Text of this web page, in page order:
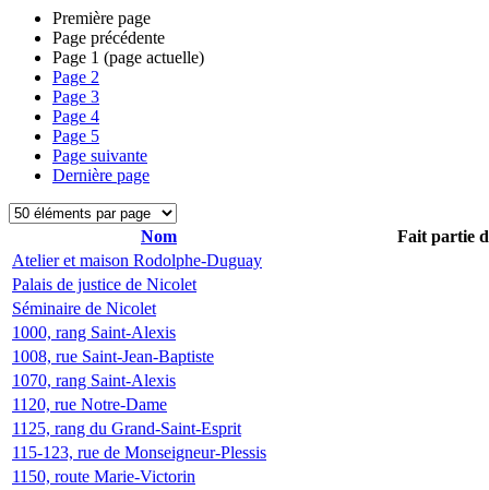
Première page
Page précédente
Page 1 (page actuelle)
Page 2
Page 3
Page 4
Page 5
Page suivante
Dernière page
Nom
Fait partie
Atelier et maison Rodolphe-Duguay
Palais de justice de Nicolet
Séminaire de Nicolet
1000, rang Saint-Alexis
1008, rue Saint-Jean-Baptiste
1070, rang Saint-Alexis
1120, rue Notre-Dame
1125, rang du Grand-Saint-Esprit
115-123, rue de Monseigneur-Plessis
1150, route Marie-Victorin